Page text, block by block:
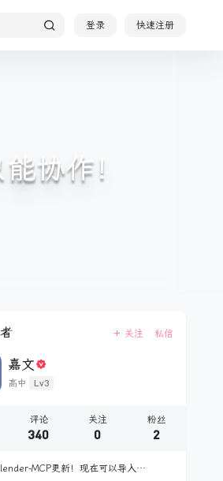
登录 快速注册
协作！
关注 私信
嘉文
高中 Lv3
评论
340
关注
0
粉丝
2
MCP更新！现在可以导入